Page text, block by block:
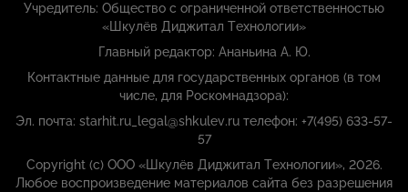
Учредитель: Общество с ограниченной ответственностью
«Шкулёв Диджитал Технологии»
Главный редактор: Ананьина А. Ю.
Контактные данные для государственных органов (в том
числе, для Роскомнадзора):
Эл. почта: starhit.ru_legal@shkulev.ru телефон: +7(495) 633-57-
57
Copyright (с) ООО «Шкулёв Диджитал Технологии», 2026.
Любое воспроизведение материалов сайта без разрешения